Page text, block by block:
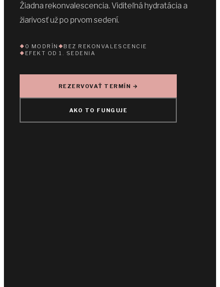
Žiadna rekonvalescencia. Viditeľná hydratácia a
žiarivosť už po prvom sedení.
0 MODRÍN
BEZ REKONVALESCENCIE
EFEKT OD 1. SEDENIA
REZERVOVAŤ TERMÍN →
AKO TO FUNGUJE